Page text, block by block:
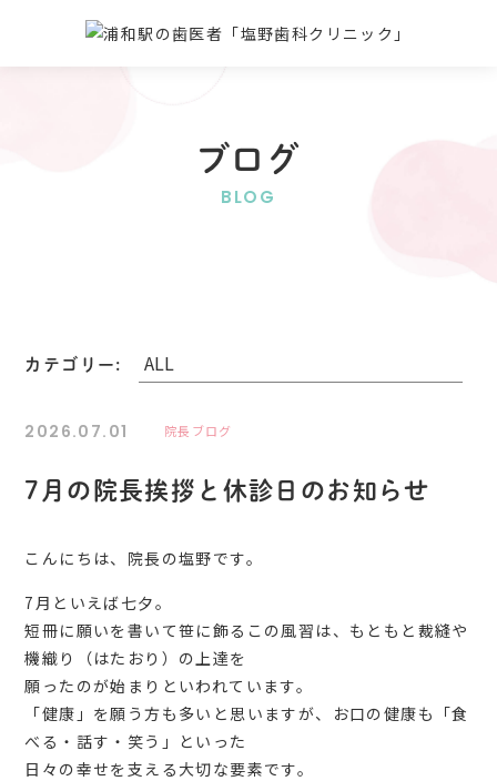
ブログ
BLOG
カテゴリー:
2026.07.01 院長ブログ
7月の院長挨拶と休診日のお知らせ
こんにちは、院長の塩野です。
7月といえば七夕。
短冊に願いを書いて笹に飾るこの風習は、もともと裁縫や
機織り（はたおり）の上達を
願ったのが始まりといわれています。
「健康」を願う方も多いと思いますが、お口の健康も「食
べる・話す・笑う」といった
日々の幸せを支える大切な要素です。